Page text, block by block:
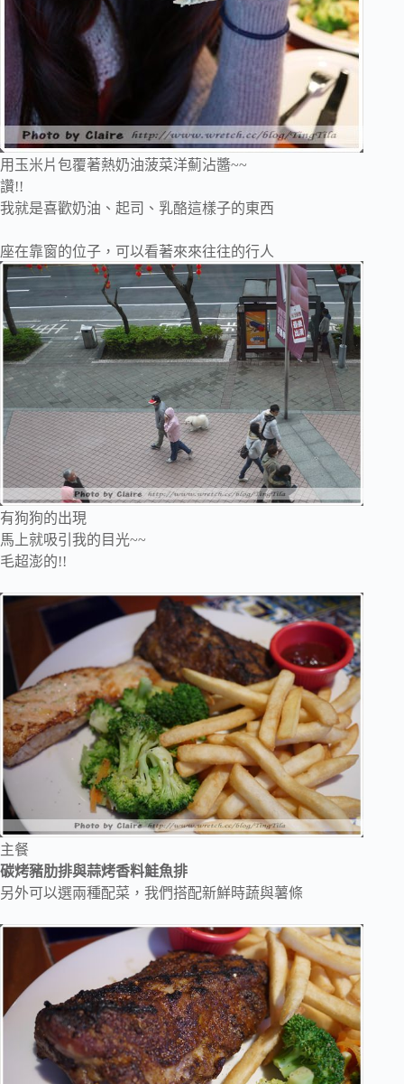
用玉米片包覆著熱奶油菠菜洋薊沾醬~~
讚!!
我就是喜歡奶油、起司、乳酪這樣子的東西
座在靠窗的位子，可以看著來來往往的行人
有狗狗的出現
馬上就吸引我的目光~~
毛超澎的!!
主餐
碳烤豬肋排與蒜烤香料鮭魚排
另外可以選兩種配菜，我們搭配新鮮時蔬與薯條